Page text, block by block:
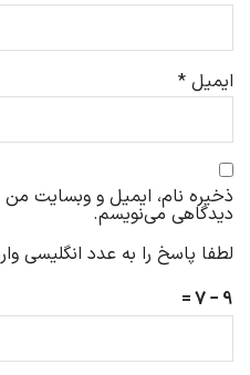
ایمیل *
ذخیره نام، ایمیل و وبسایت من
دیدگاهی می‌نویسم.
لطفا پاسخ را به عدد انگلیسی
9 − 7 =